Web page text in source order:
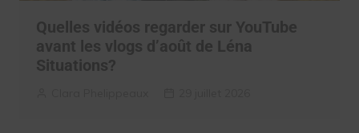
Quelles vidéos regarder sur YouTube
avant les vlogs d’août de Léna
Situations?